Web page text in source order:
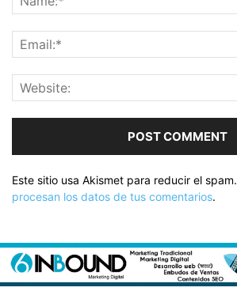
Este sitio usa Akismet para reducir el spam.
procesan los datos de tus comentarios.